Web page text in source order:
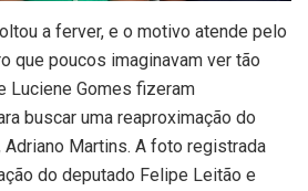
a ferver, e o motivo atende pelo
que poucos imaginavam ver tão
Luciene Gomes fizeram
buscar uma reaproximação do
Adriano Martins. A foto registrada
do deputado Felipe Leitão e